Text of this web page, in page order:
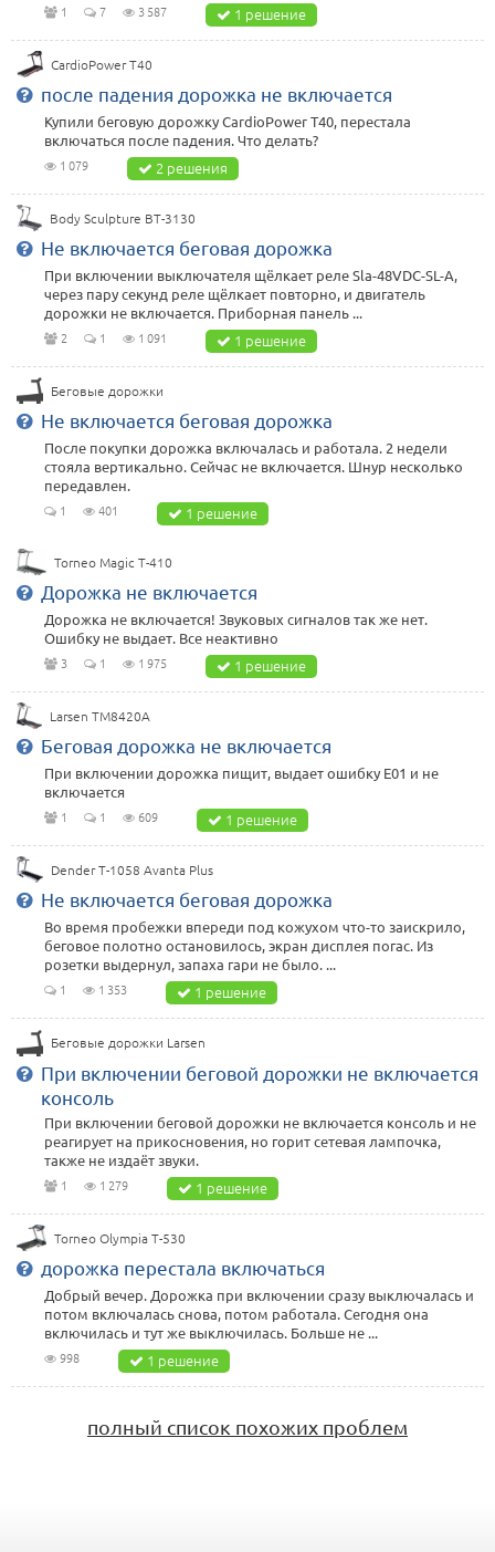
1 7 3 587 1 решение
CardioPower T40
после падения дорожка не включается
Купили беговую дорожку CardioPower T40, перестала
включаться после падения. Что делать?
1 079 2 решения
Body Sculpture BT-3130
Не включается беговая дорожка
При включении выключателя щёлкает реле Sla-48VDC-SL-A,
через пару секунд реле щёлкает повторно, и двигатель
дорожки не включается. Приборная панель ...
2 1 1 091 1 решение
Беговые дорожки
Не включается беговая дорожка
После покупки дорожка включалась и работала. 2 недели
стояла вертикально. Сейчас не включается. Шнур несколько
передавлен.
1 401 1 решение
Torneo Magic T-410
Дорожка не включается
Дорожка не включается! Звуковых сигналов так же нет.
Ошибку не выдает. Все неактивно
3 1 1 975 1 решение
Larsen TM8420A
Беговая дорожка не включается
При включении дорожка пищит, выдает ошибку Е01 и не
включается
1 1 609 1 решение
Dender T-1058 Avanta Plus
Не включается беговая дорожка
Во время пробежки впереди под кожухом что-то заискрило,
беговое полотно остановилось, экран дисплея погас. Из
розетки выдернул, запаха гари не было. ...
1 1 353 1 решение
Беговые дорожки Larsen
При включении беговой дорожки не включается
консоль
При включении беговой дорожки не включается консоль и не
реагирует на прикосновения, но горит сетевая лампочка,
также не издаёт звуки.
1 1 279 1 решение
Torneo Olympia T-530
дорожка перестала включаться
Добрый вечер. Дорожка при включении сразу выключалась и
потом включалась снова, потом работала. Сегодня она
включилась и тут же выключилась. Больше не ...
998 1 решение
полный список похожих проблем